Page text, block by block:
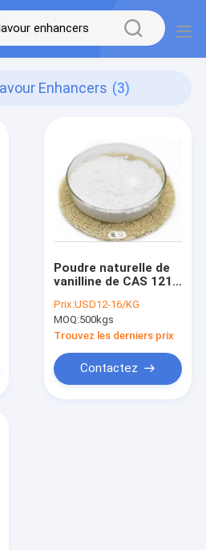
Enhancers (3)
Poudre naturelle de
vanilline de CAS 121-
l'alcool de
renforceurs de
saveur naturelle
Prix:USD12-16/KG
MOQ:500kgs
Trouvez les derniers prix
Contactez